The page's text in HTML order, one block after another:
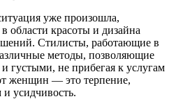
уже произошла,
области красоты и дизайна
Стилисты, работающие в
методы, позволяющие
густыми, не прибегая к услугам
женщин — это терпение,
и усидчивость.